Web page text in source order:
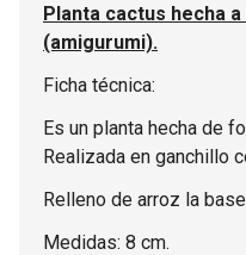
Planta cactus hecha
(amigurumi).
Ficha técnica:
Es un planta hecha de
Realizada en ganchillo
Relleno de arroz la
Medidas: 8 cm.